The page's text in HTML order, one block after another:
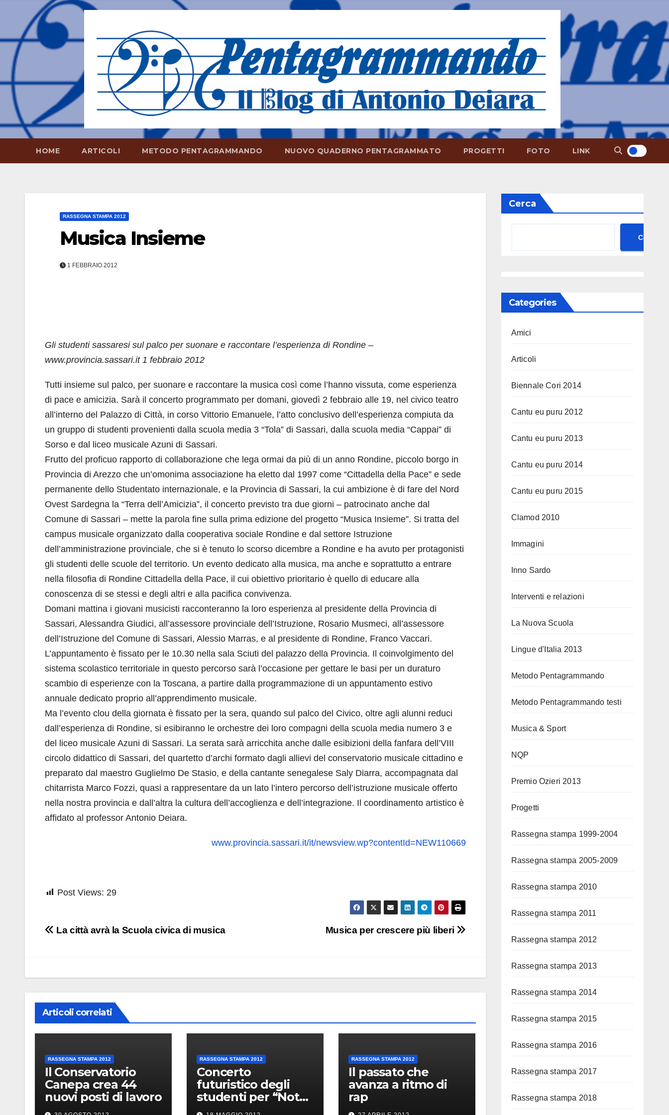
contenuto
HOME ARTICOLI METODO PENTAGRAMMANDO NUOVO QUADERNO PENTAGRAMMATO PROGETTI FOTO LINK
RASSEGNA STAMPA 2012
Musica Insieme
1 FEBBRAIO 2012
Gli studenti sassaresi sul palco per suonare e raccontare l’esperienza di Rondine –
www.provincia.sassari.it 1 febbraio 2012
Tutti insieme sul palco, per suonare e raccontare la musica così come l’hanno vissuta, come esperienza
di pace e amicizia. Sarà il concerto programmato per domani, giovedì 2 febbraio alle 19, nel civico teatro
all’interno del Palazzo di Città, in corso Vittorio Emanuele, l’atto conclusivo dell’esperienza compiuta da
un gruppo di studenti provenienti dalla scuola media 3 “Tola” di Sassari, dalla scuola media “Cappai” di
Sorso e dal liceo musicale Azuni di Sassari.
Frutto del proficuo rapporto di collaborazione che lega ormai da più di un anno Rondine, piccolo borgo in
Provincia di Arezzo che un’omonima associazione ha eletto dal 1997 come “Cittadella della Pace” e sede
permanente dello Studentato internazionale, e la Provincia di Sassari, la cui ambizione è di fare del Nord
Ovest Sardegna la “Terra dell’Amicizia”, il concerto previsto tra due giorni – patrocinato anche dal
Comune di Sassari – mette la parola fine sulla prima edizione del progetto “Musica Insieme”. Si tratta del
campus musicale organizzato dalla cooperativa sociale Rondine e dal settore Istruzione
dell’amministrazione provinciale, che si è tenuto lo scorso dicembre a Rondine e ha avuto per protagonisti
gli studenti delle scuole del territorio. Un evento dedicato alla musica, ma anche e soprattutto a entrare
nella filosofia di Rondine Cittadella della Pace, il cui obiettivo prioritario è quello di educare alla
conoscenza di se stessi e degli altri e alla pacifica convivenza.
Domani mattina i giovani musicisti racconteranno la loro esperienza al presidente della Provincia di
Sassari, Alessandra Giudici, all’assessore provinciale dell’Istruzione, Rosario Musmeci, all’assessore
dell’Istruzione del Comune di Sassari, Alessio Marras, e al presidente di Rondine, Franco Vaccari.
L’appuntamento è fissato per le 10.30 nella sala Sciuti del palazzo della Provincia. Il coinvolgimento del
sistema scolastico territoriale in questo percorso sarà l’occasione per gettare le basi per un duraturo
scambio di esperienze con la Toscana, a partire dalla programmazione di un appuntamento estivo
annuale dedicato proprio all’apprendimento musicale.
Ma l’evento clou della giornata è fissato per la sera, quando sul palco del Civico, oltre agli alunni reduci
dall’esperienza di Rondine, si esibiranno le orchestre dei loro compagni della scuola media numero 3 e
del liceo musicale Azuni di Sassari. La serata sarà arricchita anche dalle esibizioni della fanfara dell’VIII
circolo didattico di Sassari, del quartetto d’archi formato dagli allievi del conservatorio musicale cittadino e
preparato dal maestro Guglielmo De Stasio, e della cantante senegalese Saly Diarra, accompagnata dal
chitarrista Marco Fozzi, quasi a rappresentare da un lato l’intero percorso dell’istruzione musicale offerto
nella nostra provincia e dall’altra la cultura dell’accoglienza e dell’integrazione. Il coordinamento artistico è
affidato al professor Antonio Deiara.
www.provincia.sassari.it/it/newsview.wp?contentId=NEW110669
Post Views: 29
Navigazione
Musica per crescere più liberi
La città avrà la Scuola civica di musica
Articoli correlati
RASSEGNA STAMPA 2012
Il Conservatorio
Canepa crea 44
nuovi posti di lavoro
RASSEGNA STAMPA 2012
Concerto
futuristico degli
studenti per “Note
in rete”
RASSEGNA STAMPA 2012
Il passato che
avanza a ritmo di
rap
Cerca
Cerca
Categories
Amici
Articoli
Biennale Cori 2014
Cantu eu puru 2012
Cantu eu puru 2013
Cantu eu puru 2014
Cantu eu puru 2015
Clamod 2010
Immagini
Inno Sardo
Interventi e relazioni
La Nuova Scuola
Lingue d'Italia 2013
Metodo Pentagrammando
Metodo Pentagrammando testi
Musica & Sport
NQP
Premio Ozieri 2013
Progetti
Rassegna stampa 1999-2004
Rassegna stampa 2005-2009
Rassegna stampa 2010
Rassegna stampa 2011
Rassegna stampa 2012
Rassegna stampa 2013
Rassegna stampa 2014
Rassegna stampa 2015
Rassegna stampa 2016
Rassegna stampa 2017
Rassegna stampa 2018